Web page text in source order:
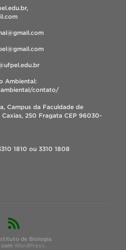
Ambiental:
contato/
Campus da Faculdade de
Caxias, 250 Fragata CEP 96030-
1810 ou 3310 1808
de Biologia.
com WordPress.